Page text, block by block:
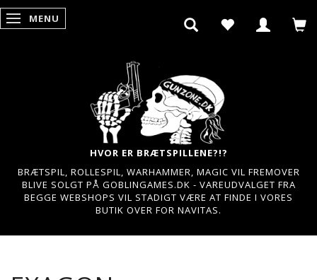
SKIFTE NAVIGATION
MENU
HVOR ER BRÆTSPILLENE?!?
BRÆTSPIL, ROLLESPIL, WARHAMMER, MAGIC VIL FREMOVER
BLIVE SOLGT PÅ GOBLINGAMES.DK - VAREUDVALGET FRA
BEGGE WEBSHOPS VIL STADIGT VÆRE AT FINDE I VORES
BUTIK OVER FOR NAVITAS.